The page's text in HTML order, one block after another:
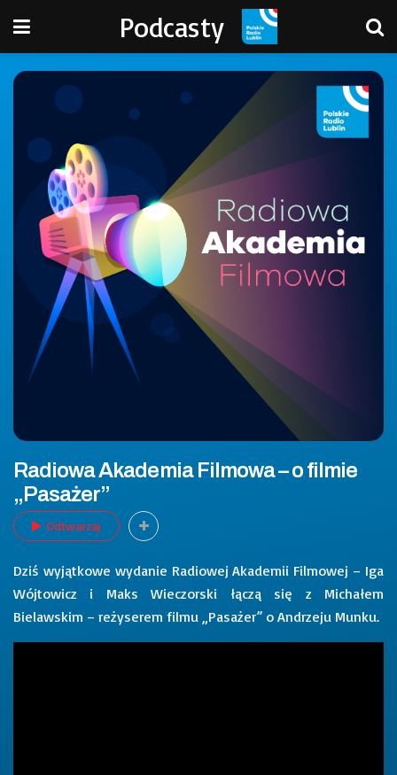
Podcasty
Radiowa Akademia Filmowa – o filmie
„Pasażer”
Odtwarzaj
Dziś wyjątkowe wydanie Radiowej Akademii Filmowej – Iga
Wójtowicz i Maks Wieczorski łączą się z Michałem
Bielawskim – reżyserem filmu „Pasażer” o Andrzeju Munku.